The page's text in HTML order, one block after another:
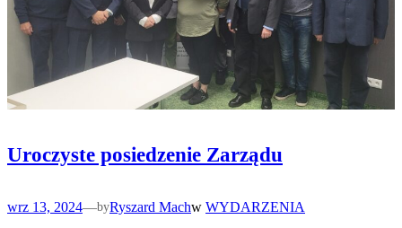
Uroczyste posiedzenie Zarządu
wrz 13, 2024—byRyszard Machw WYDARZENIA